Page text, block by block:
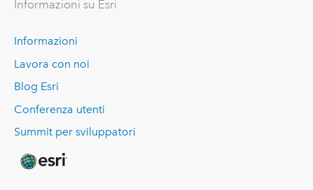
Informazioni su Esri
Informazioni
Lavora con noi
Blog Esri
Conferenza utenti
Summit per sviluppatori